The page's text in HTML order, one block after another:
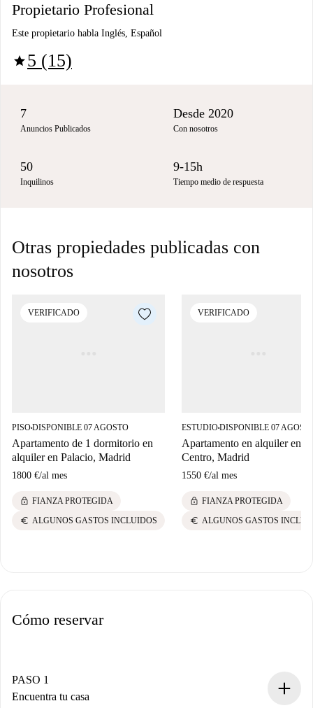
Propietario Profesional
Este propietario habla Inglés, Español
star5 (15)
7
Anuncios Publicados
Desde 2020
Con nosotros
50
Inquilinos
9-15h
Tiempo medio de respuesta
Otras propiedades publicadas con
nosotros
VERIFICADO
PISO■DISPONIBLE 07 AGOSTO
Apartamento de 1 dormitorio en
alquiler en Palacio, Madrid
1800 €/al mes
lock FIANZA PROTEGIDA
euro ALGUNOS GASTOS INCLUIDOS
VERIFICADO
ESTUDIO■DISPONIBLE 07
Apartamento en alquiler en
Centro, Madrid
1550 €/al mes
lock FIANZA PROTEGIDA
euro ALGUNOS GASTOS
Cómo reservar
PASO 1
Encuentra tu casa